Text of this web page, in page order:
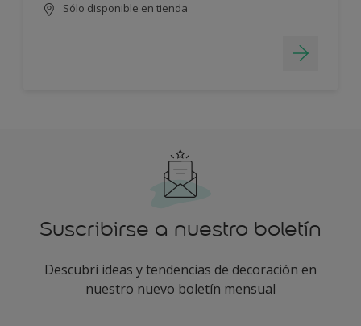
Sólo disponible en tienda
Suscribirse a nuestro boletín
Descubrí ideas y tendencias de decoración en
nuestro nuevo boletín mensual